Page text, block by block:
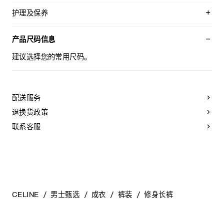
修身版型
2个侧袋
拉链和钩眼扣开合
拉链下摆
护理及保养
仅使用不含漂白剂的洗衣产品。
悬挂晾干，无需脱水。
产品尺码信息
建议选择您的常用尺码。
配送服务
退换货政策
联系客服
CELINE 男士甄选 成衣 裤装 修身长裤